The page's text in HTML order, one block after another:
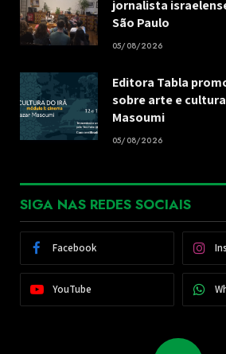
jornalista
São Paulo
05/08/2026
Editora Tabla
sobre arte e
Masoumi
05/08/2026
SIGA NAS REDES SOCIAIS
Facebook
YouTube